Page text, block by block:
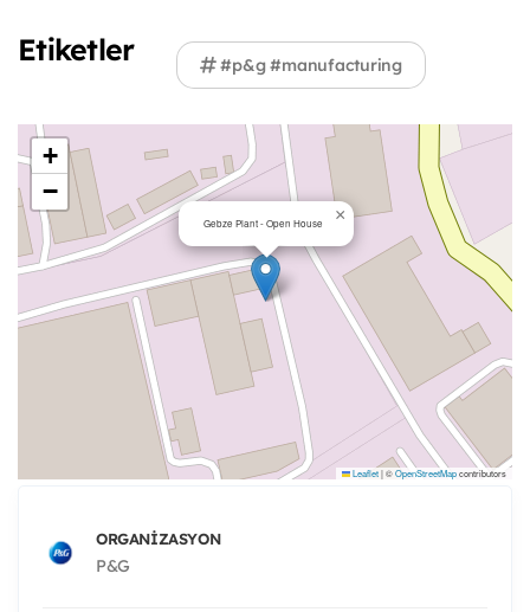
Etiketler #p&g #manufacturing
Gebze Plant - Open House ×
+
−
Leaflet|©OpenStreetMapcontributors
ORGANIZASYON
P&G